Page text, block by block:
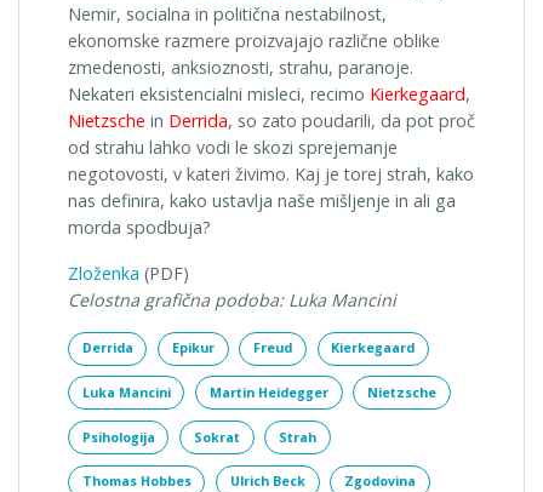
Nemir, socialna in politična nestabilnost,
ekonomske razmere proizvajajo različne oblike
zmedenosti, anksioznosti, strahu, paranoje.
Nekateri eksistencialni misleci, recimo Kierkegaard,
Nietzsche in Derrida, so zato poudarili, da pot proč
od strahu lahko vodi le skozi sprejemanje
negotovosti, v kateri živimo. Kaj je torej strah, kako
nas definira, kako ustavlja naše mišljenje in ali ga
morda spodbuja?
Zloženka (PDF)
Celostna grafična podoba: Luka Mancini
Derrida Epikur Freud Kierkegaard
Luka Mancini Martin Heidegger Nietzsche
Psihologija Sokrat Strah
Thomas Hobbes Ulrich Beck Zgodovina